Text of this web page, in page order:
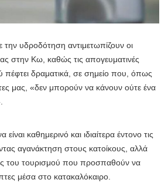
υδροδότηση αντιμετωπίζουν οι
στην Κω, καθώς τις απογευματινές
πέφτει δραματικά, σε σημείο που, όπως
μας, «δεν μπορούν να κάνουν ούτε ένα
καθημερινό και ιδιαίτερα έντονο τις
αγανάκτηση στους κατοίκους, αλλά
του τουρισμού που προσπαθούν να
μέσα στο κατακαλόκαιρο.